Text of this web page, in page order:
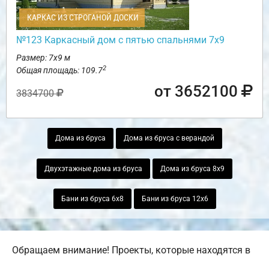
КАРКАС ИЗ СТРОГАНОЙ ДОСКИ
№123 Каркасный дом с пятью спальнями 7х9
Размер: 7х9 м
Общая площадь: 109.72
3834700 от 3652100
Дома из бруса Дома из бруса с верандой
Двухэтажные дома из бруса Дома из бруса 8х9
Бани из бруса 6х8 Бани из бруса 12х6
Обращаем внимание! Проекты, которые находятся в